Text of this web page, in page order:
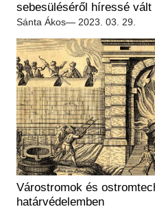
sebesüléséről híressé
Sánta Ákos— 2023. 03. 29.
Várostromok és
határvédelemben